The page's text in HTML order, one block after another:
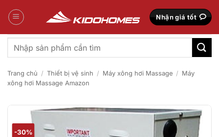
qua
Nhận giá tốt
Tìm
kiếm:
Trang chủ / Thiết bị vệ sinh / Máy xông hơi Massage / Máy
xông hơi Massage Amazon
-30%